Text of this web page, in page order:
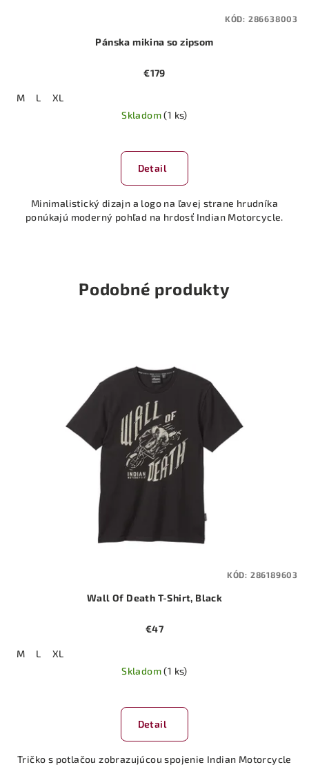
Pánska mikina so zipsom
€179
M L
XL
Skladom(1 ks)
Detail
Minimalistický dizajn a logo na ľavej strane hrudníka
ponúkajú moderný pohľad na hrdosť Indian Motorcycle.
KÓD: 286638003
Podobné produkty
Wall Of Death T-Shirt, Black
€47
M L
XL
Skladom(1 ks)
Detail
Tričko s potlačou zobrazujúcou spojenie Indian Motorcycle
KÓD: 286189603